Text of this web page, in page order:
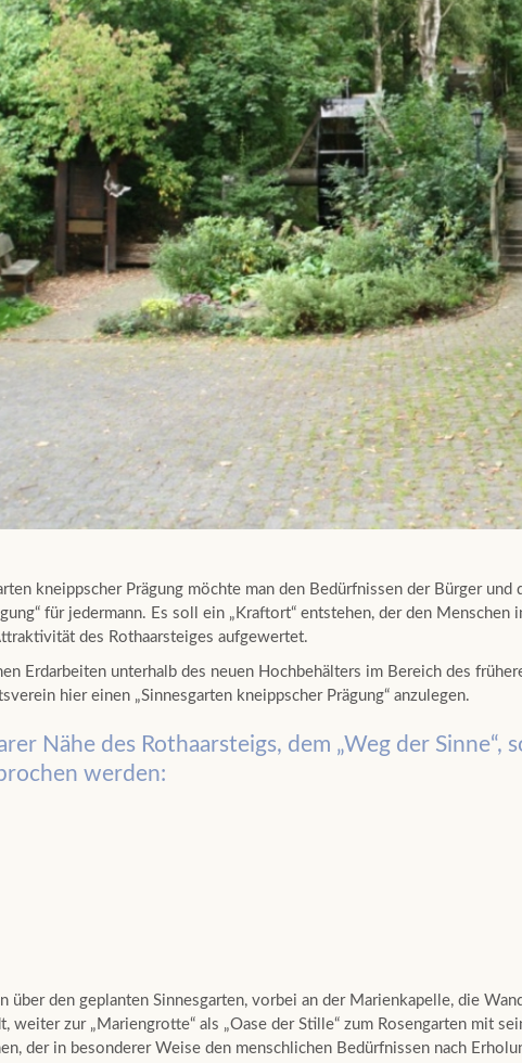
kneippscher Prägung möchte man den Bedürfnissen der Bürger
für jedermann. Es soll ein „Kraftort“ entstehen, der den
des Rothaarsteiges aufgewertet.
Erdarbeiten unterhalb des neuen Hochbehälters im Bereich des
hier einen „Sinnesgarten kneippscher Prägung“ anzulegen.
Nähe des Rothaarsteigs, dem „Weg der
werden:
über den geplanten Sinnesgarten, vorbei an der Marienkapelle, die
weiter zur „Mariengrotte“ als „Oase der Stille“ zum Rosengarten mit
der in besonderer Weise den menschlichen Bedürfnissen nach